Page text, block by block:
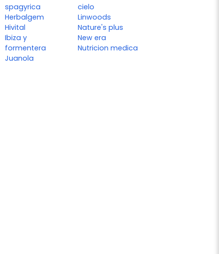
spagyrica
Herbalgem
Hivital
Ibiza y
formentera
Juanola
cielo
Linwoods
Nature's plus
New era
Nutricion medica